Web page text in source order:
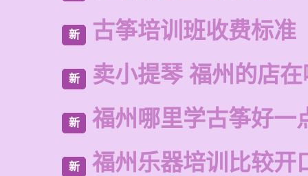
新 古筝培训班收费标准
新 卖小提琴 福州的店
新 福州哪里学古筝好一
新 福州乐器培训比较开